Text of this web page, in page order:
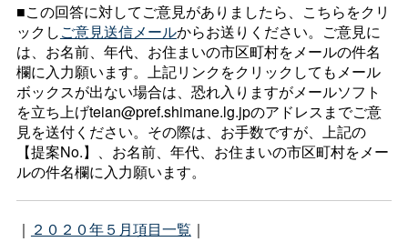
■この回答に対してご意見がありましたら、こちらをクリ
ックしご意見送信メールからお送りください。ご意見に
は、お名前、年代、お住まいの市区町村をメールの件名
欄に入力願います。上記リンクをクリックしてもメール
ボックスが出ない場合は、恐れ入りますがメールソフト
を立ち上げteian@pref.shimane.lg.jpのアドレスまでご意
見を送付ください。その際は、お手数ですが、上記の
【提案No.】、お名前、年代、お住まいの市区町村をメー
ルの件名欄に入力願います。
｜ ２０２０年５月項目一覧 ｜